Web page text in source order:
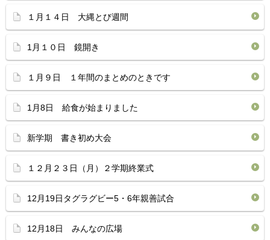
１月１４日 大縄とび週間
1月１０日 鏡開き
１月９日 １年間のまとめのときです
1月8日 給食が始まりました
新学期 書き初め大会
１２月２３日（月）２学期終業式
12月19日タグラグビー5・6年親善試合
12月18日 みんなの広場